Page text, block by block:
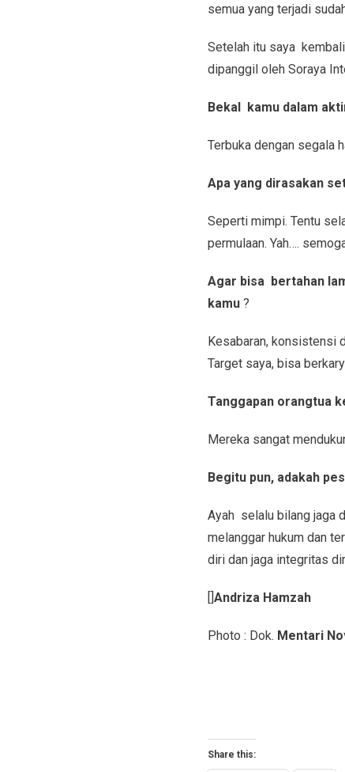
semua yang terjadi
Setelah itu saya
dipanggil oleh Soraya
Bekal kamu dalam
Terbuka dengan segala
Apa yang dirasakan
Seperti mimpi. Tentu
permulaan. Yah….
Agar bisa bertahan
kamu?
Kesabaran, konsistensi
Target saya, bisa
Tanggapan orangtua
Mereka sangat
Begitu pun, adakah
Ayah selalu bilang jaga
melanggar hukum dan
diri dan jaga integritas
[]Andriza Hamzah
Photo : Dok. Mentari
Share this: